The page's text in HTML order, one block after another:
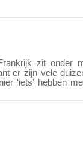
zit onder
er zijn vele
‘iets’ hebben